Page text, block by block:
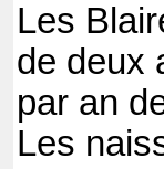
Les
de deux
par an
Les